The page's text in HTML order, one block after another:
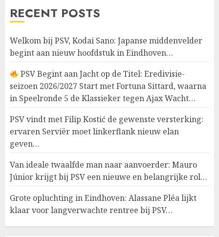
RECENT POSTS
Welkom bij PSV, Kodai Sano: Japanse middenvelder
begint aan nieuw hoofdstuk in Eindhoven…
PSV Begint aan Jacht op de Titel: Eredivisie-
seizoen 2026/2027 Start met Fortuna Sittard, waarna
in Speelronde 5 de Klassieker tegen Ajax Wacht…
PSV vindt met Filip Kostić de gewenste versterking:
ervaren Serviër moet linkerflank nieuw elan
geven…
Van ideale twaalfde man naar aanvoerder: Mauro
Júnior krijgt bij PSV een nieuwe en belangrijke rol…
Grote opluchting in Eindhoven: Alassane Pléa lijkt
klaar voor langverwachte rentree bij PSV…